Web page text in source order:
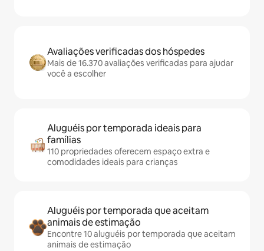
Avaliações verificadas dos hóspedes
Mais de 16.370 avaliações verificadas para ajudar
você a escolher
Aluguéis por temporada ideais para
famílias
110 propriedades oferecem espaço extra e
comodidades ideais para crianças
Aluguéis por temporada que aceitam
animais de estimação
Encontre 10 aluguéis por temporada que aceitam
animais de estimação